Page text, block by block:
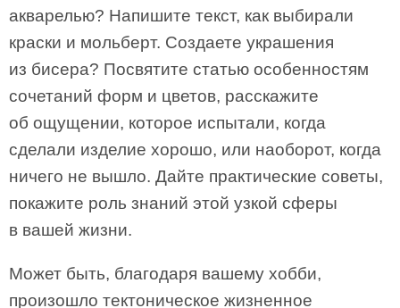
акварелью? Напишите текст, как выбирали
краски и мольберт. Создаете украшения
из бисера? Посвятите статью особенностям
сочетаний форм и цветов, расскажите
об ощущении, которое испытали, когда
сделали изделие хорошо, или наоборот, когда
ничего не вышло. Дайте практические советы,
покажите роль знаний этой узкой сферы
в вашей жизни.
Может быть, благодаря вашему хобби,
произошло тектоническое жизненное